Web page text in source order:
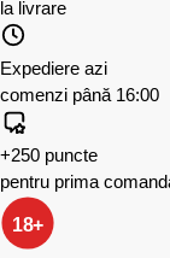
la livrare
Expediere azi
comenzi până 16:00
+250 puncte
pentru prima
18+